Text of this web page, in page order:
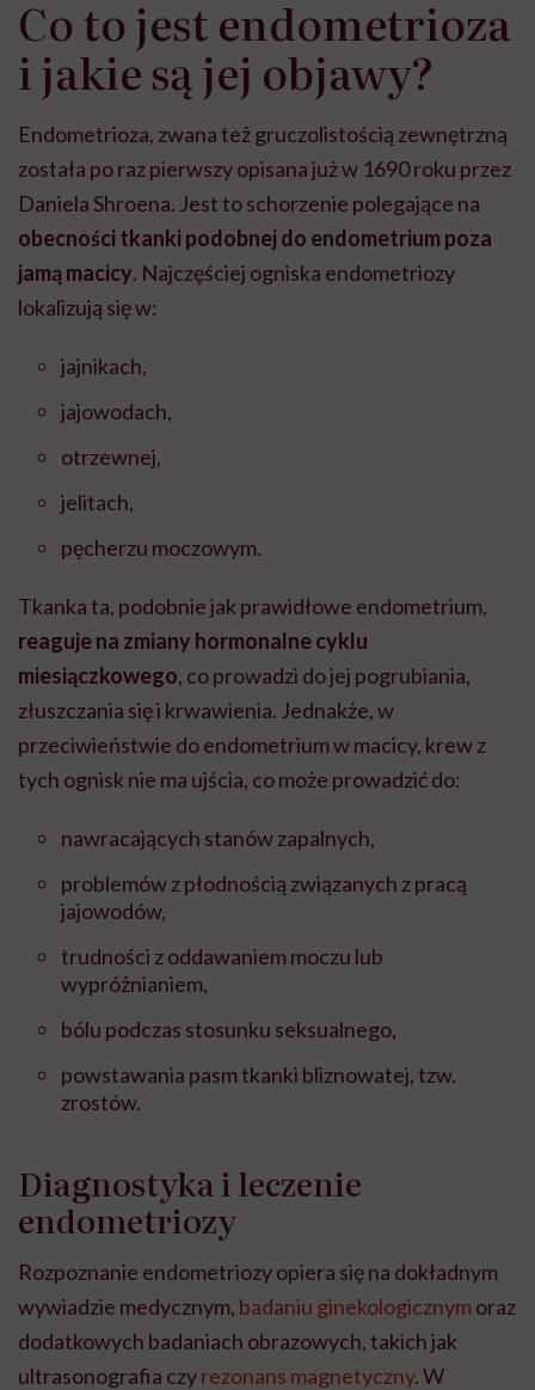
Co to jest endometrioza
i jakie są jej objawy?
Endometrioza, zwana też gruczolistością zewnętrzną
została po raz pierwszy opisana już w 1690 roku przez
Daniela Shroena. Jest to schorzenie polegające na
obecności tkanki podobnej do endometrium poza
jamą macicy. Najczęściej ogniska endometriozy
lokalizują się w:
jajnikach,
jajowodach,
otrzewnej,
jelitach,
pęcherzu moczowym.
Tkanka ta, podobnie jak prawidłowe endometrium,
reaguje na zmiany hormonalne cyklu
miesiączkowego, co prowadzi do jej pogrubiania,
złuszczania się i krwawienia. Jednakże, w
przeciwieństwie do endometrium w macicy, krew z
tych ognisk nie ma ujścia, co może prowadzić do:
nawracających stanów zapalnych,
problemów z płodnością związanych z pracą
jajowodów,
trudności z oddawaniem moczu lub
wypróżnianiem,
bólu podczas stosunku seksualnego,
powstawania pasm tkanki bliznowatej, tzw.
zrostów.
Diagnostyka i leczenie
endometriozy
Rozpoznanie endometriozy opiera się na dokładnym
wywiadzie medycznym, badaniu ginekologicznym oraz
dodatkowych badaniach obrazowych, takich jak
ultrasonografia czyrezonans magnetyczny. W